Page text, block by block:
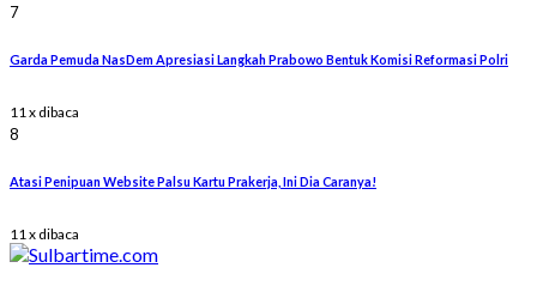
7
Garda Pemuda NasDem Apresiasi Langkah Prabowo Bentuk Komisi Reformasi Polri
11 x dibaca
8
Atasi Penipuan Website Palsu Kartu Prakerja, Ini Dia Caranya!
11 x dibaca